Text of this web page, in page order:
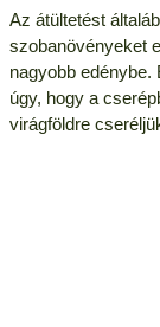
Az átültetést
szobanövényeket
nagyobb
úgy, hogy a
virágföldre